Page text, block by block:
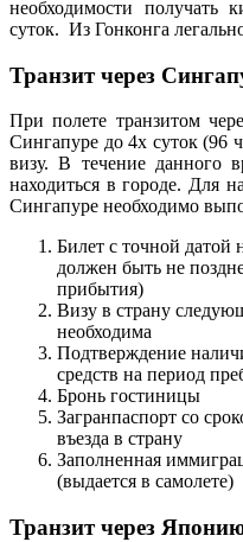
необходимости получать
суток. Из Гонконга
Транзит через
При полете транзитом
Сингапуре до 4х суток (96
визу. В течение данного
находиться в городе. Для
Сингапуре необходимо
Билет с точной
должен быть не
прибытия)
Визу в страну
необходима
Подтверждение
средств на период
Бронь гостиницы
Загранпаспорт со
въезда в страну
Заполненная
(выдается в самолете)
Транзит через